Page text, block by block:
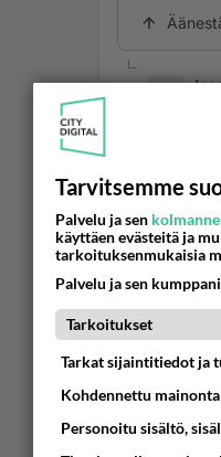
Kauan
jälkeen
90-
Tarvitsemme
Palvelu ja sen
käyttäen evästeitä ja
tarkoituksenmukaisia
Palvelu ja sen
Tarkoitukset
Tarkat sijaintitiedot ja
Kohdennettu
Personoitu sisältö,